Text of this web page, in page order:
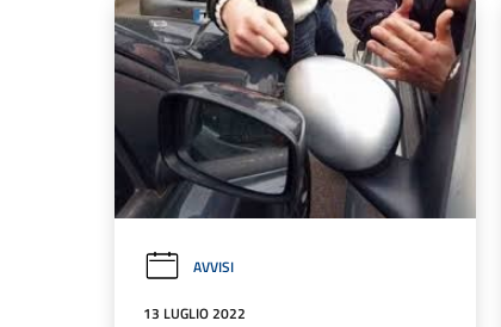
AVVISI
13 LUGLIO 2022